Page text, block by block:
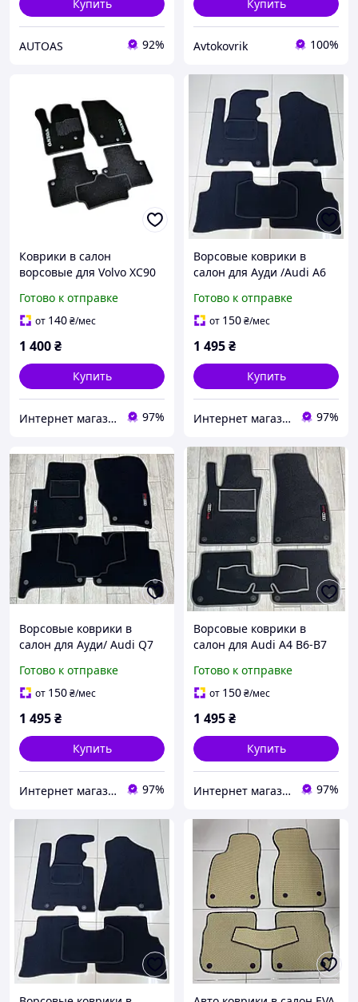
Купить
AUTOAS 92%
Купить
Avtokovrik 100%
Коврики в салон
ворсовые для Volvo XC90
Готово к отправке
от 140₴/мес
1 400₴
Купить
Интернет магазин Avtokovrik.in.ua 97%
Ворсовые коврики в
салон для Ауди /Audi A6
Готово к отправке
от 150₴/мес
1 495₴
Купить
Интернет магазин Avtokovrik.in.ua 97%
Ворсовые коврики в
салон для Ауди/ Audi Q7
Готово к отправке
от 150₴/мес
1 495₴
Купить
Интернет магазин Avtokovrik.in.ua 97%
Ворсовые коврики в
салон для Audi A4 В6-B7
B7 (2000-2008)
Готово к отправке
от 150₴/мес
1 495₴
Купить
Интернет магазин Avtokovrik.in.ua 97%